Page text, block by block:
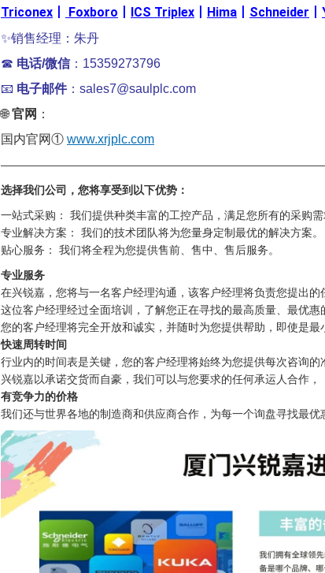
Triconex
Foxboro ICS Triplex Hima Schneider
✨销售经理：朱丹
☎ 电话/微信：15359273796
📧 电子邮件：sales7@saulplc.com
🌐官网 ：
国内官网① www.xrjplc.com
选择我们公司，您将享受到以下优势：
一站式采购： 我们提供种类丰富的工控产品，满足您所有的采购需
专业解决方案： 我们的技术团队将为您量身定制最优的解决方案。
贴心服务： 我们将全程为您提供售前、售中、售后服务。
专业服务
在兴锐嘉，您将与一名客户经理沟通，该客户经理将负责您提出的
这位客户经理经过全面培训，了解您正在寻找的最高质量、最优惠
您的客户经理将完全开放和诚实，并随时为您提供帮助，即使是最
快速周转时间
行业内的时间表是关键，您的客户经理将始终为您提供每次咨询的
兴锐嘉以承诺交货而自豪，我们可以与您要求的任何承运人合作，
有竞争力的价格
我们还与世界各地的制造商和供应商合作，为每一个询盘寻找最优